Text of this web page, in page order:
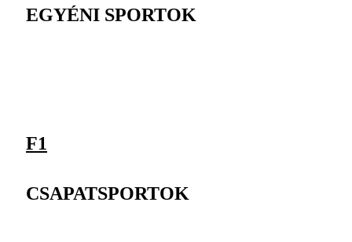
EGYÉNI SPORTOK
F1
CSAPATSPORTOK